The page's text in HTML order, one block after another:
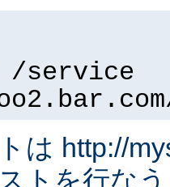
/service
は http://
トを行な